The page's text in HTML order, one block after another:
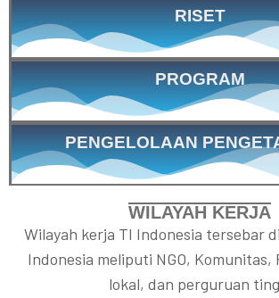
RISET
PROGRAM
PENGELOLAAN
WILAYAH KERJA
Wilayah kerja TI Indonesia tersebar
Indonesia meliputi NGO, Komunitas,
lokal, dan perguruan